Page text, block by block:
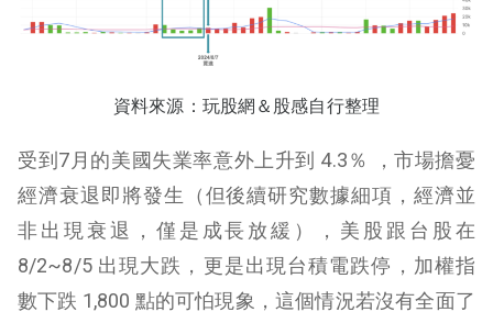
資料來源：玩股網＆股感自行整理
受到7月的美國失業率意外上升到 4.3％ ，市場擔憂
經濟衰退即將發生（但後續研究數據細項， 經濟並
非出現衰退，僅是成長放緩），美股跟台股在
8/2~8/5 出現大跌，更是出現台積電跌停，加權指
數下跌 1,800 點的可怕現象，這個情況若沒有全面了